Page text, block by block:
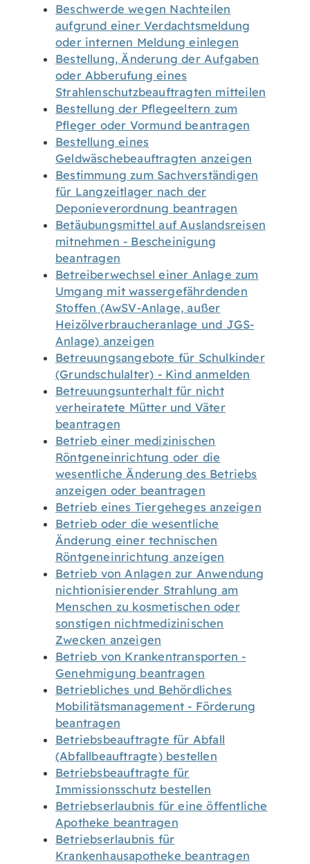
Beschwerde wegen Nachteilen
aufgrund einer Verdachtsmeldung
oder internen Meldung einlegen
Bestellung, Änderung der Aufgaben
oder Abberufung eines
Strahlenschutzbeauftragten mitteilen
Bestellung der Pflegeeltern zum
Pfleger oder Vormund beantragen
Bestellung eines
Geldwäschebeauftragten anzeigen
Bestimmung zum Sachverständigen
für Langzeitlager nach der
Deponieverordnung beantragen
Betäubungsmittel auf Auslandsreisen
mitnehmen - Bescheinigung
beantragen
Betreiberwechsel einer Anlage zum
Umgang mit wassergefährdenden
Stoffen (AwSV-Anlage, außer
Heizölverbraucheranlage und JGS-
Anlage) anzeigen
Betreuungsangebote für Schulkinder
(Grundschulalter) - Kind anmelden
Betreuungsunterhalt für nicht
verheiratete Mütter und Väter
beantragen
Betrieb einer medizinischen
Röntgeneinrichtung oder die
wesentliche Änderung des Betriebs
anzeigen oder beantragen
Betrieb eines Tiergeheges anzeigen
Betrieb oder die wesentliche
Änderung einer technischen
Röntgeneinrichtung anzeigen
Betrieb von Anlagen zur Anwendung
nichtionisierender Strahlung am
Menschen zu kosmetischen oder
sonstigen nichtmedizinischen
Zwecken anzeigen
Betrieb von Krankentransporten -
Genehmigung beantragen
Betriebliches und Behördliches
Mobilitätsmanagement - Förderung
beantragen
Betriebsbeauftragte für Abfall
(Abfallbeauftragte) bestellen
Betriebsbeauftragte für
Immissionsschutz bestellen
Betriebserlaubnis für eine öffentliche
Apotheke beantragen
Betriebserlaubnis für
Krankenhausapotheke beantragen